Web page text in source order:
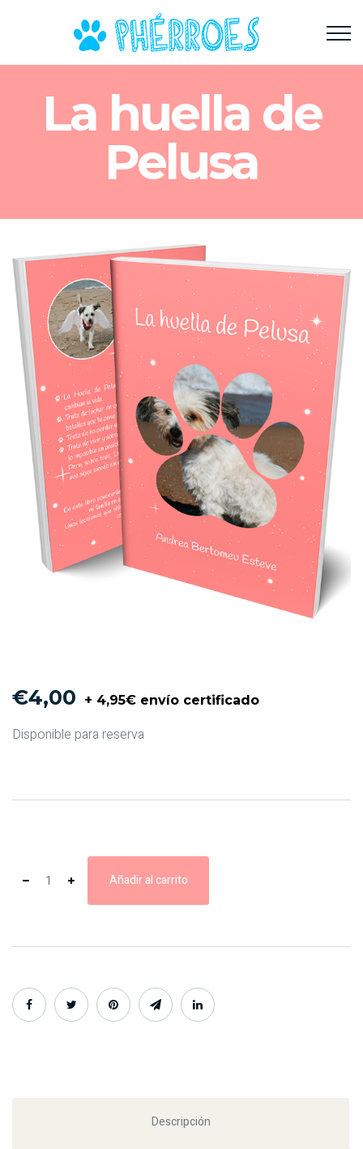
La huella de
Pelusa
€4,00 + 4,95€ envío certificado
Disponible para reserva
Añadir al carrito
Descripción